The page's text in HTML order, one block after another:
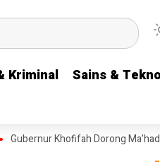
Kriminal Sains &
Kriminal Sains &
Dorong Ma’had Aly Nurul